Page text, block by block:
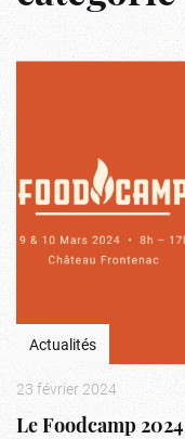
Actualités
23 février 2024
Le Foodcamp 2024